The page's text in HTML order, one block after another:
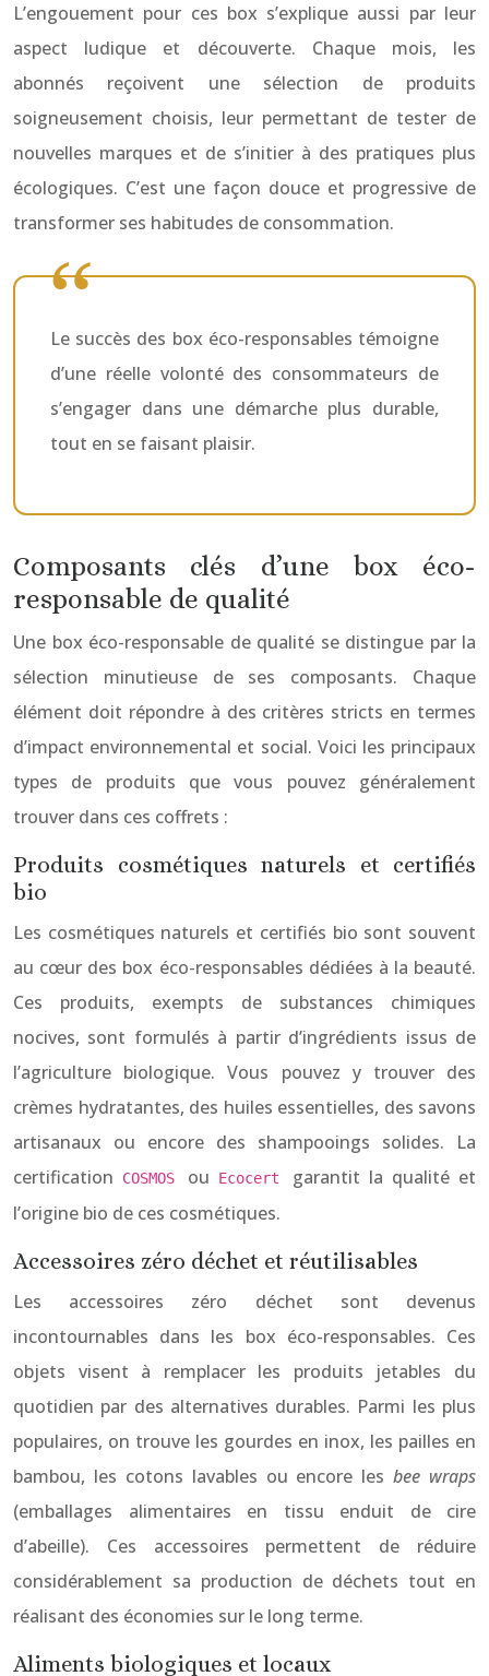
L’engouement pour ces box s’explique aussi par leur
aspect ludique et découverte. Chaque mois, les
abonnés reçoivent une sélection de produits
soigneusement choisis, leur permettant de tester de
nouvelles marques et de s’initier à des pratiques plus
écologiques. C’est une façon douce et progressive de
transformer ses habitudes de consommation.
Le succès des box éco-responsables témoigne
d’une réelle volonté des consommateurs de
s’engager dans une démarche plus durable,
tout en se faisant plaisir.
Composants clés d’une box éco-
responsable de qualité
Une box éco-responsable de qualité se distingue par la
sélection minutieuse de ses composants. Chaque
élément doit répondre à des critères stricts en termes
d’impact environnemental et social. Voici les principaux
types de produits que vous pouvez généralement
trouver dans ces coffrets :
Produits cosmétiques naturels et certifiés
bio
Les cosmétiques naturels et certifiés bio sont souvent
au cœur des box éco-responsables dédiées à la beauté.
Ces produits, exempts de substances chimiques
nocives, sont formulés à partir d’ingrédients issus de
l’agriculture biologique. Vous pouvez y trouver des
crèmes hydratantes, des huiles essentielles, des savons
artisanaux ou encore des shampooings solides. La
certification
COSMOS ou Ecocert garantit la qualité et
l’origine bio de ces cosmétiques.
Accessoires zéro déchet et réutilisables
Les accessoires zéro déchet sont devenus
incontournables dans les box éco-responsables. Ces
objets visent à remplacer les produits jetables du
quotidien par des alternatives durables. Parmi les plus
populaires, on trouve les gourdes en inox, les pailles en
bambou, les cotons lavables ou encore lesbee wraps
(emballages alimentaires en tissu enduit de cire
d’abeille). Ces accessoires permettent de réduire
considérablement sa production de déchets tout en
réalisant des économies sur le long terme.
Aliments biologiques et locaux